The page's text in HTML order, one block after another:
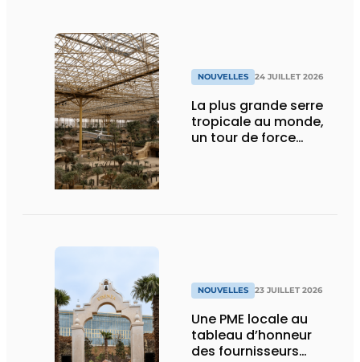
NOUVELLES 24 JUILLET 2026
La plus grande serre
tropicale au monde,
un tour de force
NOUVELLES 23 JUILLET 2026
Une PME locale au
tableau d’honneur
des fournisseurs